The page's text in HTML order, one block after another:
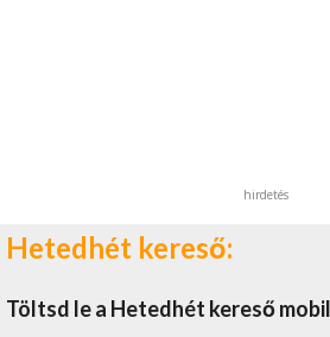
hirdetés
Hetedhét kereső:
Töltsd le a Hetedhét kereső